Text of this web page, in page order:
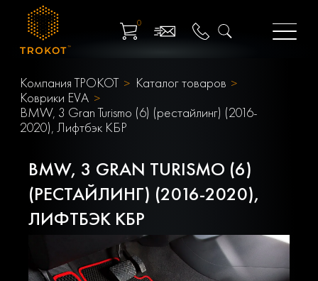
0
Компания ТРОКОТ
Каталог товаров
Коврики EVA
BMW, 3 Gran Turismo (6) (рестайлинг) (2016-
2020), Лифтбэк КБР
BMW, 3 GRAN TURISMO (6)
(РЕСТАЙЛИНГ) (2016-2020),
ЛИФТБЭК КБР